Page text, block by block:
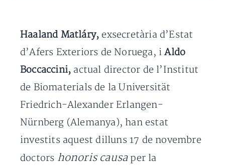
Haaland Matláry, exsecretària d’Estat
d’Afers Exteriors de Noruega, iAldo
Boccaccini, actual director de l’Institut
de Biomaterials de la Universität
Friedrich-Alexander Erlangen-
Nürnberg (Alemanya), han estat
investits aquest dilluns 17 de novembre
doctors honoris causaper la